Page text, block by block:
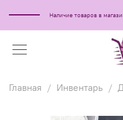
Наличие товаров в
Главная Инвентарь